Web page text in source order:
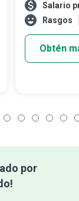
roles en la
Salario
Rasgos
Obtén
por